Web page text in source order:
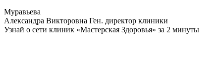
Муравьева
Александра Викторовна Ген. директор клиники
Узнай о сети клиник «Мастерская Здоровья» за 2 минуты